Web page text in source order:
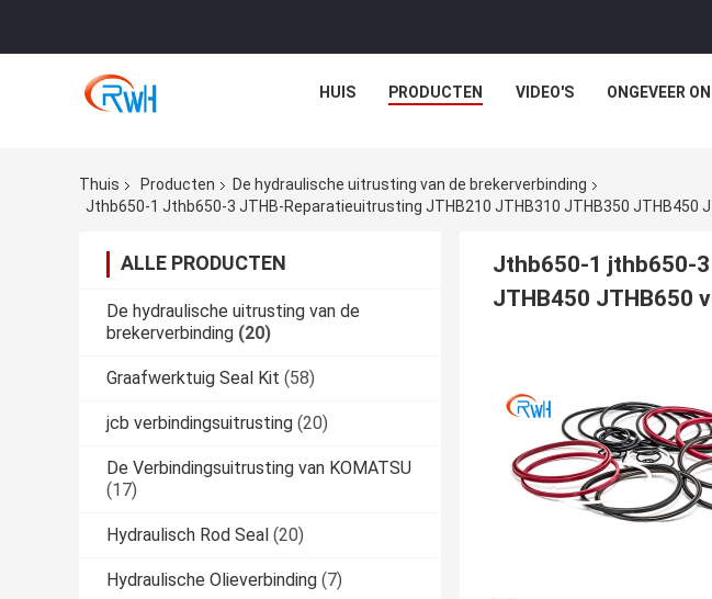
HUIS PRODUCTEN VIDEO'S ONGEVEER
Thuis Producten
De hydraulische uitrusting van de brekerverbinding
Jthb650-1 Jthb650-3 JTHB-Reparatieuitrusting JTHB210 JTHB310 JTHB350 JTHB450
ALLE PRODUCTEN
De hydraulische uitrusting van de
brekerverbinding (20)
Graafwerktuig Seal Kit (58)
jcb verbindingsuitrusting (20)
De Verbindingsuitrusting van KOMATSU
(17)
Hydraulisch Rod Seal (20)
Hydraulische Olieverbinding (7)
Jthb650-1 jthb650-
JTHB450 JTHB650